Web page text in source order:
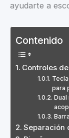
ayudarte a
Contenido
Controles
para
Separación